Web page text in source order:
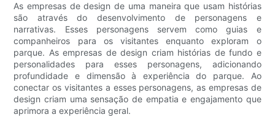
As empresas de design de uma maneira que usam histórias
são através do desenvolvimento de personagens e
narrativas. Esses personagens servem como guias e
companheiros para os visitantes enquanto exploram o
parque. As empresas de design criam histórias de fundo e
personalidades para esses personagens, adicionando
profundidade e dimensão à experiência do parque. Ao
conectar os visitantes a esses personagens, as empresas de
design criam uma sensação de empatia e engajamento que
aprimora a experiência geral.